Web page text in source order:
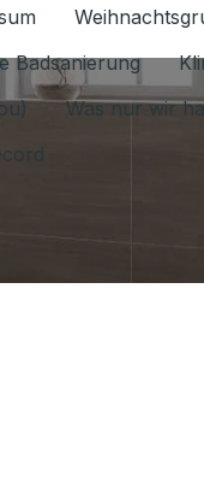
Datenschutz
Badsanierung
Was nur wir